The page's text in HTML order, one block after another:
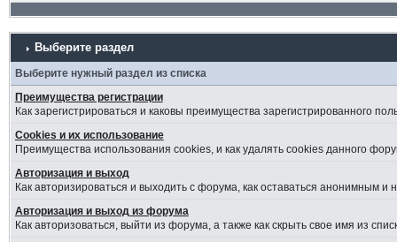
Выберите раздел
Выберите нужный раздел из списка
Преимущества регистрации
Как зарегистрироваться и каковы преимущества зарегистрированного
Cookies и их использование
Преимущества использования cookies, и как удалять cookies данного
Авторизация и выход
Как авторизироваться и выходить с форума, как оставаться анонимным
Авторизация и выход из форума
Как авторизоваться, выйти из форума, а также как скрыть свое имя из